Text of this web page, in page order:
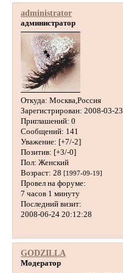
administrator
администратор
Откуда: Москва,Россия
Зарегистрирован: 2008-03-23
Приглашений: 0
Сообщений: 141
Уважение: [+7/-2]
Позитив: [+3/-0]
Пол: Женский
Возраст: 28 [1997-09-19]
Провел на форуме:
7 часов 1 минуту
Последний визит:
2008-06-24 20:12:28
GODZILLA
Модератор